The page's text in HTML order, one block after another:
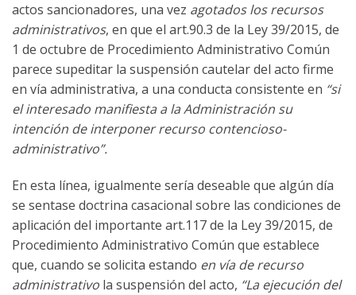
actos sancionadores, una vez agotados los recursos
administrativos, en que el art.90.3 de la Ley 39/2015, de
1 de octubre de Procedimiento Administrativo Común
parece supeditar la suspensión cautelar del acto firme
en vía administrativa, a una conducta consistente en “si
el interesado manifiesta a la Administración su
intención de interponer recurso contencioso-
administrativo”.
En esta línea, igualmente sería deseable que algún día
se sentase doctrina casacional sobre las condiciones de
aplicación del importante art.117 de la Ley 39/2015, de
Procedimiento Administrativo Común que establece
que, cuando se solicita estando en vía de recurso
administrativo la suspensión del acto, “La ejecución del